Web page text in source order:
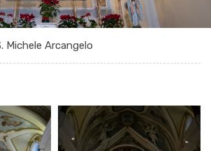
Michele Arcangelo